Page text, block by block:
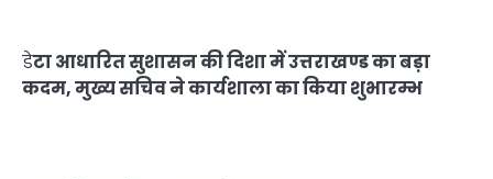
डेटा आधारित सुशासन की दिशा में उत्तराखण्ड का बड़ा
कदम, मुख्य सचिव ने कार्यशाला का किया शुभारम्भ